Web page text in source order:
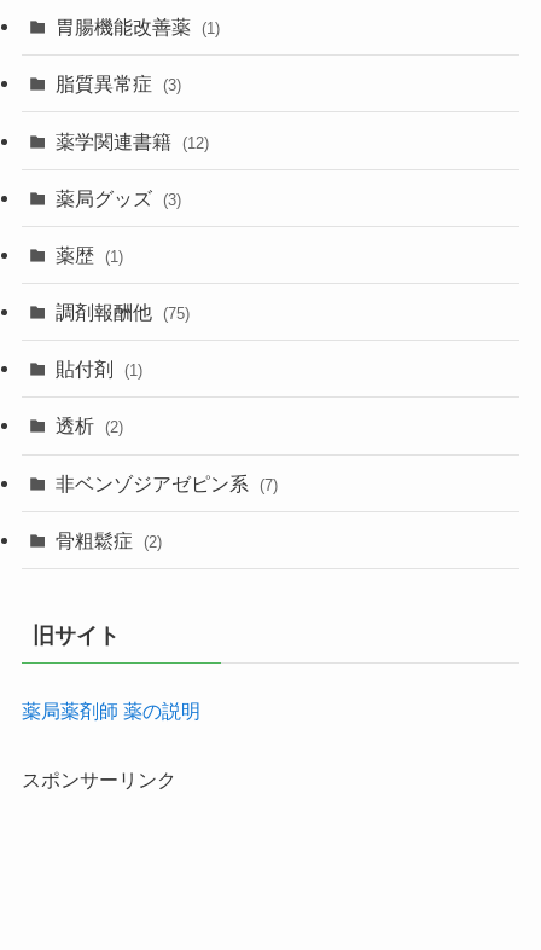
胃腸機能改善薬 (1)
脂質異常症 (3)
薬学関連書籍 (12)
薬局グッズ (3)
薬歴 (1)
調剤報酬他 (75)
貼付剤 (1)
透析 (2)
非ベンゾジアゼピン系 (7)
骨粗鬆症 (2)
旧サイト
薬局薬剤師 薬の説明
スポンサーリンク